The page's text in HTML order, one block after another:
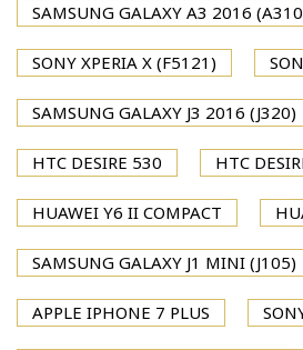
SAMSUNG GALAXY A3 2016
SONY XPERIA X (F5121)
SAMSUNG GALAXY J3 2016 (J320)
HTC DESIRE 530 HTC
HUAWEI Y6 II COMPACT
SAMSUNG GALAXY J1 MINI (J105)
APPLE IPHONE 7 PLUS